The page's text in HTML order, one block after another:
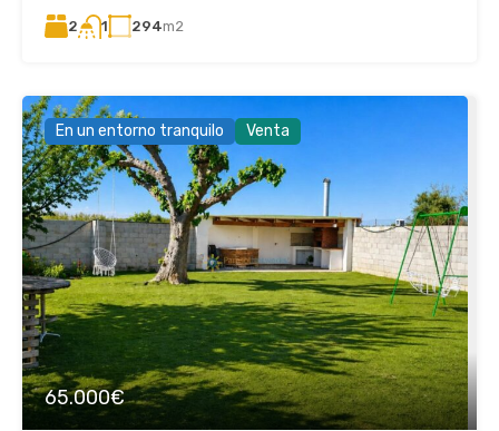
2 1 294m2
En un entorno tranquilo Venta
65.000€